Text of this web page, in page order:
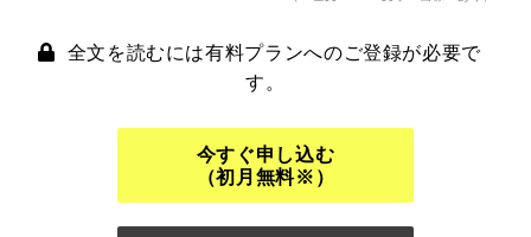
全文を読むには有料プランへのご登録が必要で
す。
今すぐ申し込む
（初月無料※）